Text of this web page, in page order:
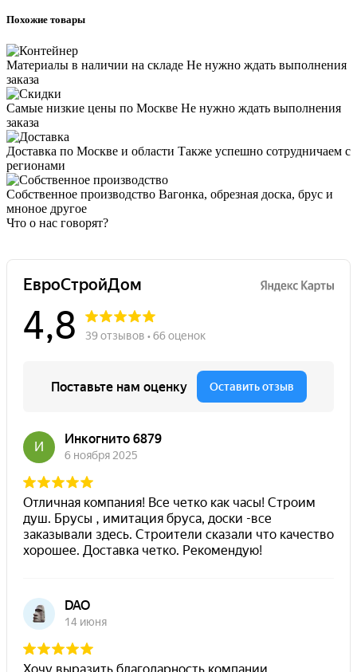
Похожие товары
Материалы в наличии на складе Не нужно ждать выполнения
заказа
Самые низкие цены по Москве Не нужно ждать выполнения
заказа
Доставка по Москве и области Также успешно сотрудничаем с
регионами
Собственное производство Вагонка, обрезная доска, брус и
мноное другое
Что о нас говорят?